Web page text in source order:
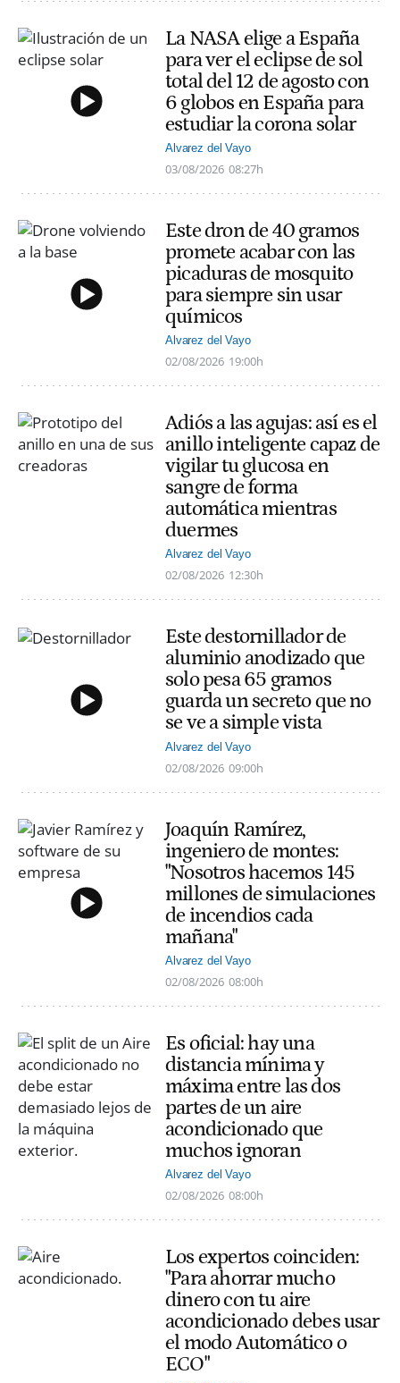
La NASA elige a España
para ver el eclipse de sol
total del 12 de agosto con
6 globos en España para
estudiar la corona solar
Alvarez del Vayo
03/08/2026 08:27h
Este dron de 40 gramos
promete acabar con las
picaduras de mosquito
para siempre sin usar
químicos
Alvarez del Vayo
02/08/2026 19:00h
Adiós a las agujas: así es el
anillo inteligente capaz de
vigilar tu glucosa en
sangre de forma
automática mientras
duermes
Alvarez del Vayo
02/08/2026 12:30h
Este destornillador de
aluminio anodizado que
solo pesa 65 gramos
guarda un secreto que no
se ve a simple vista
Alvarez del Vayo
02/08/2026 09:00h
Joaquín Ramírez,
ingeniero de montes:
"Nosotros hacemos 145
millones de simulaciones
de incendios cada
mañana"
Alvarez del Vayo
02/08/2026 08:00h
Es oficial: hay una
distancia mínima y
máxima entre las dos
partes de un aire
acondicionado que
muchos ignoran
Alvarez del Vayo
02/08/2026 08:00h
Los expertos coinciden:
"Para ahorrar mucho
dinero con tu aire
acondicionado debes usar
el modo Automático o
ECO"